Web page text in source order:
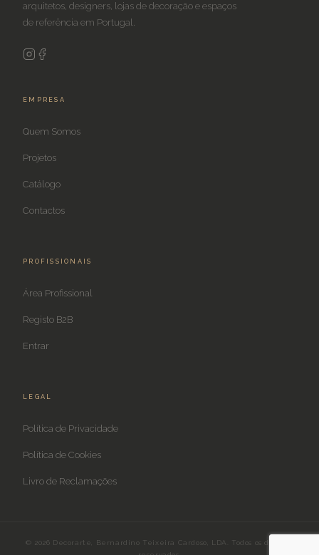
arquitetos, designers, lojas de decoração e espaços
de referência em Portugal.
EMPRESA
Quem Somos
Projetos
Catálogo
Contactos
PROFISSIONAIS
Área Profissional
Registo B2B
Entrar
LEGAL
Política de Privacidade
Política de Cookies
Livro de Reclamações
© 2026 Decorarte, Bernardino Teixeira Cardoso, LDA. Todos os direitos